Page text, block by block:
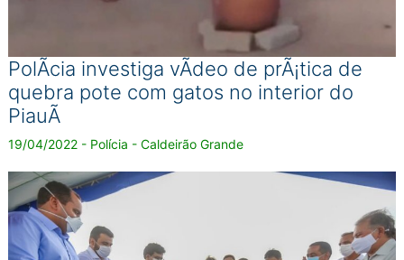
PolÃ­cia investiga vÃ­deo de prÃ¡tica de
quebra pote com gatos no interior do
PiauÃ­
19/04/2022 - Polícia - Caldeirão Grande